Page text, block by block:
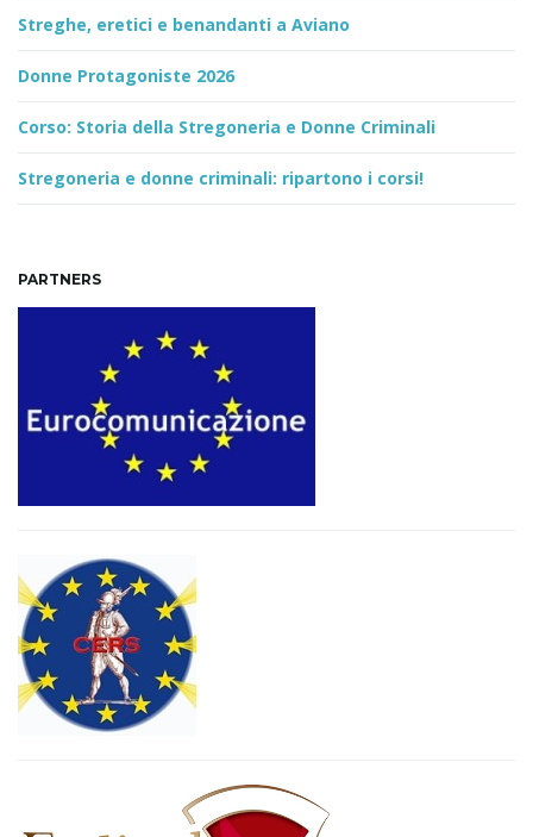
Streghe, eretici e benandanti a Aviano
Donne Protagoniste 2026
Corso: Storia della Stregoneria e Donne Criminali
Stregoneria e donne criminali: ripartono i corsi!
PARTNERS